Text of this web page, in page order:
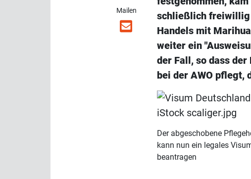
Mailen
schließlich freiwillig
Handels mit
weiter ein
der Fall, so dass
bei der AWO pflegt,
Der abgeschobene
kann nun ein legales
beantragen